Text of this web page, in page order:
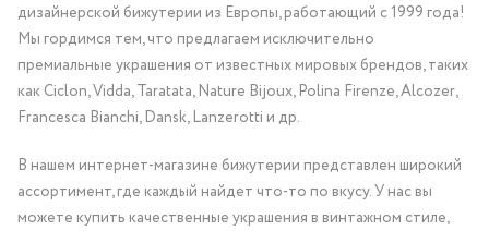
дизайнерской бижутерии из Европы, работающий с 1999 года!
Мы гордимся тем, что предлагаем исключительно
премиальные украшения от известных мировых брендов, таких
как Ciclon, Vidda, Taratata, Nature Bijoux, Polina Firenze, Alcozer,
Francesca Bianchi, Dansk, Lanzerotti и др.
В нашем интернет-магазине бижутерии представлен широкий
ассортимент, где каждый найдет что-то по вкусу. У нас вы
можете купить качественные украшения в винтажном стиле,